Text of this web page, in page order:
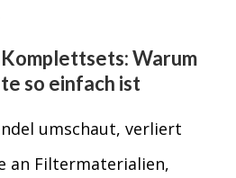
Warum
so einfach ist
umschaut, verliert
an Filtermaterialien,